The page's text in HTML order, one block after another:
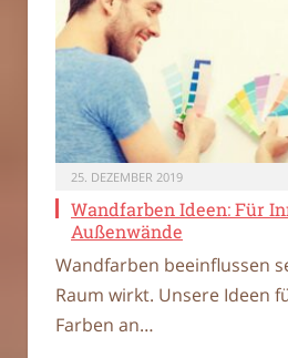
25. DEZEMBER 2019
Wandfarben Ideen: Für
Außenwände
Wandfarben beeinflussen
Raum wirkt. Unsere Ideen
Farben an…